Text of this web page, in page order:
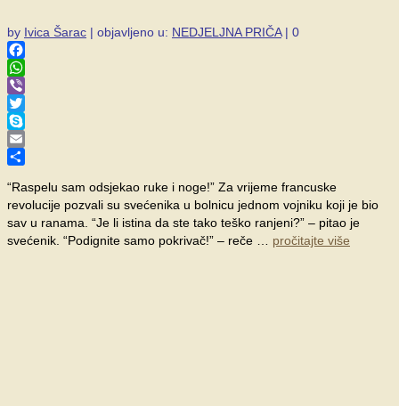
by Ivica Šarac | objavljeno u: NEDJELJNA PRIČA | 0
Facebook
WhatsApp
Viber
Twitter
Skype
Email
“Raspelu sam odsjekao ruke i noge!” Za vrijeme francuske
revolucije pozvali su svećenika u bol­nicu jednom vojniku koji je bio
sav u ranama. “Je li istina da ste tako teško ranjeni?” – pitao je
svećenik. “Podignite samo pokrivač!” – reče … pročitajte više